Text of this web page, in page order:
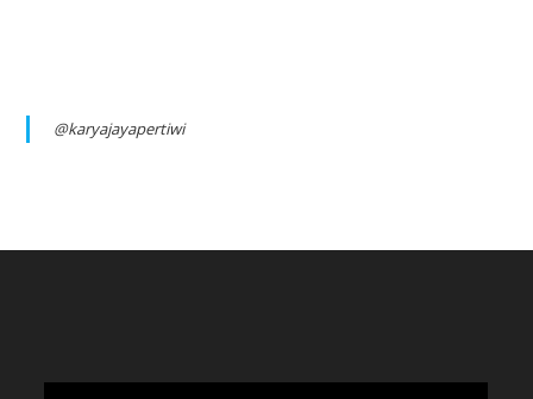
@karyajayapertiwi